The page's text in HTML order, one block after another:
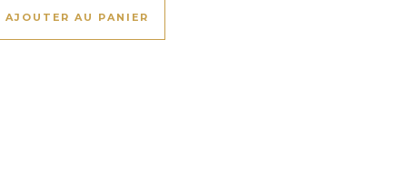
sur la page du produit
AJOUTER AU PANIER